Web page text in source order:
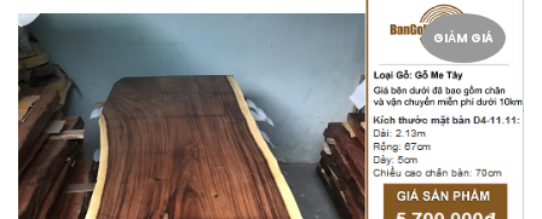
GIẢM GIÁ